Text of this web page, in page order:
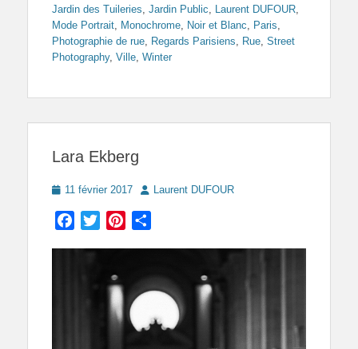
Jardin des Tuileries Jardin Public Laurent DUFOUR
Mode Portrait
Monochrome Noir et Blanc Paris
Photographie de rue
Regards Parisiens Rue Street
Photography, Ville Winter
Lara Ekberg
Posted
11 février 2017 AuthorLaurent DUFOUR
Facebook
TwitterPinterest